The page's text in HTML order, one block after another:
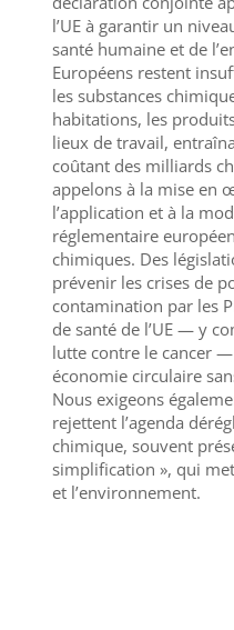
l’UE à garantir un
santé humaine et de
Européens restent
les substances
habitations, les
lieux de travail,
coûtant des milliards
appelons à la mise en
l’application et à la
réglementaire
chimiques. Des
prévenir les crises de
contamination par les
de santé de l’UE — y
lutte contre le cancer
économie circulaire
Nous exigeons
rejettent l’agenda
chimique, souvent
simplification », qui
et l’environnement.